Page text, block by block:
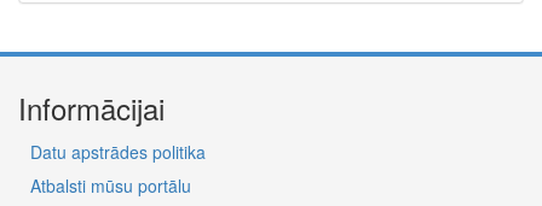
Informācijai
Datu apstrādes politika
Atbalsti mūsu portālu